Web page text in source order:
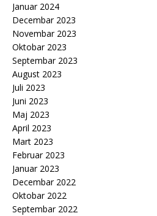
Januar 2024
Decembar 2023
Novembar 2023
Oktobar 2023
Septembar 2023
August 2023
Juli 2023
Juni 2023
Maj 2023
April 2023
Mart 2023
Februar 2023
Januar 2023
Decembar 2022
Oktobar 2022
Septembar 2022